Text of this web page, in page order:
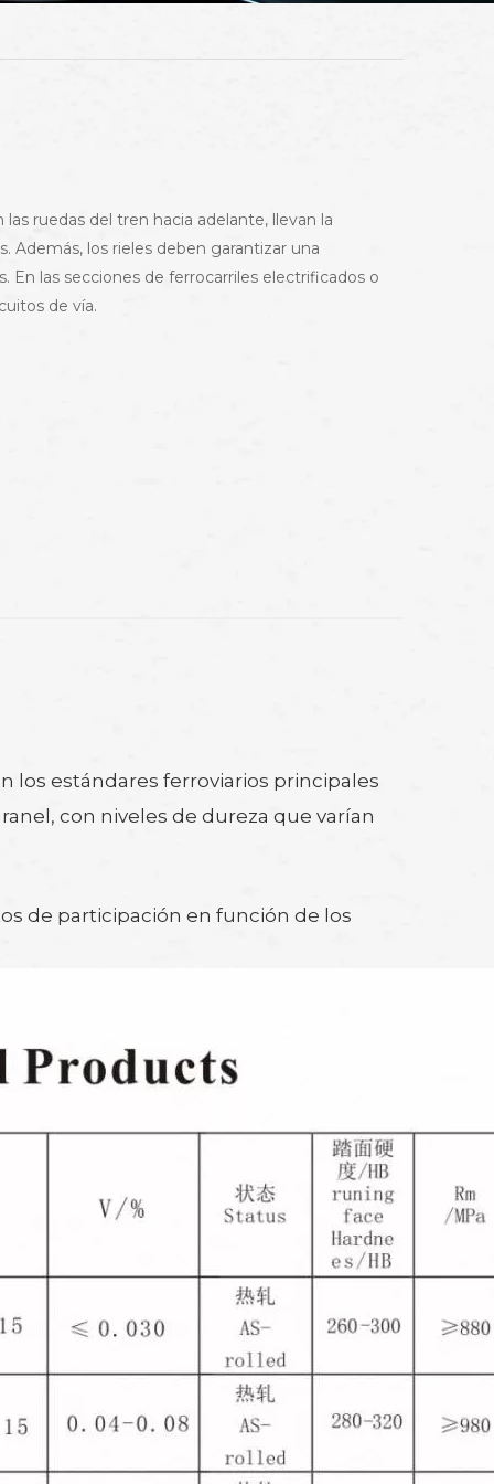
ruedas del tren hacia adelante, llevan la
Además, los rieles deben garantizar una
En las secciones de ferrocarriles electrificados o
de vía.
los estándares ferroviarios principales
con niveles de dureza que varían
de participación en función de los